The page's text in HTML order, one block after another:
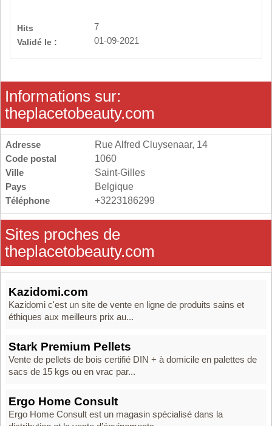
Hits
7
Validé le :
01-09-2021
Informations sur:
theplacetobeauty.com
Adresse
Rue Alfred Cluysenaar, 14
Code postal
1060
Ville
Saint-Gilles
Pays
Belgique
Téléphone
+3223186299
Sites proches de
theplacetobeauty.com
Kazidomi.com
Kazidomi c'est un site de vente en ligne de produits sains et
éthiques aux meilleurs prix au...
Stark Premium Pellets
Vente de pellets de bois certifié DIN + à domicile en palettes de
sacs de 15 kgs ou en vrac par...
Ergo Home Consult
Ergo Home Consult est un magasin spécialisé dans la